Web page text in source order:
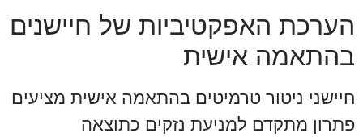
הערכת האפקטיביות של חיישנים
בהתאמה אישית
חיישני ניטור טרמיטים בהתאמה אישית מציעים
פתרון מתקדם למניעת נזקים כתוצאה